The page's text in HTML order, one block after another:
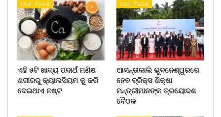
ଦେଶ- ବିଦେଶ
ଏହି ୫ଟି ଖାଦ୍ୟ ପଦାର୍ଥ ମଣିଷ
ଶରୀରରୁ କ୍ୟାଲସିୟମ କୁ କରି
ଦେଇଥାଏ ନଷ୍ଟ
ଦେଶ- ବିଦେଶ
ଆସନ୍ତାକାଲି ଭୁବନେଶ୍ୱରରେ
ହେବ ବ୍ରିକ୍ସ ଶିକ୍ଷା
ମନ୍ତ୍ରୀମାନଙ୍କ ତ୍ରୟୋଦଶ
ବୈଠକ